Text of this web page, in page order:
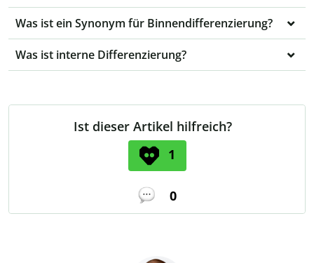
Was ist ein Synonym für Binnendifferenzierung?
Was ist interne Differenzierung?
Ist dieser Artikel hilfreich?
1
0